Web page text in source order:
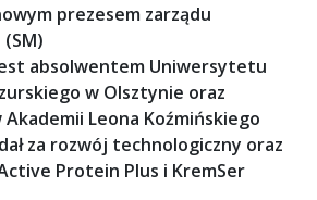
prezesem zarządu
(SM)
absolwentem Uniwersytetu
w Olsztynie oraz
Leona Koźmińskiego
za rozwój technologiczny oraz
Protein Plus i KremSer